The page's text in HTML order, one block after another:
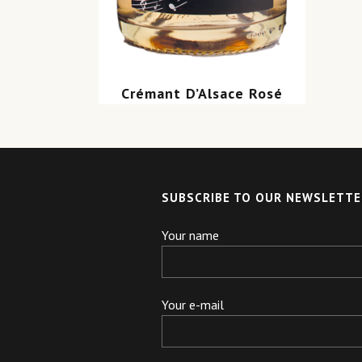
Crémant D’Alsace Rosé
SUBSCRIBE TO OUR
Your name
Your e-mail